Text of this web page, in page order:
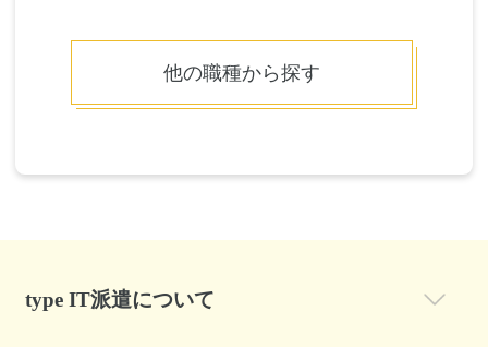
他の職種から探す
type IT派遣について